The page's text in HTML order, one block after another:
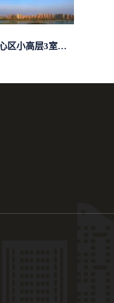
求购市中心区小高层3室精致装修